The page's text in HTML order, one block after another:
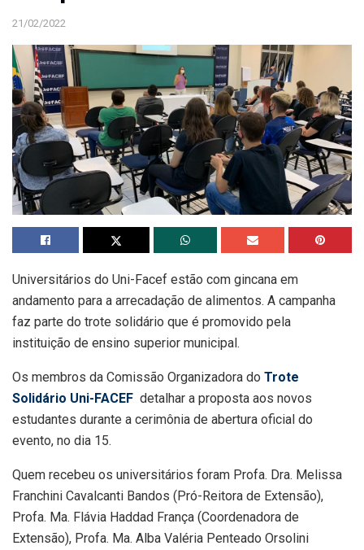
21/02/2022
Universitários do Uni-Facef estão com gincana em
andamento para a arrecadação de alimentos. A campanha
faz parte do trote solidário que é promovido pela
instituição de ensino superior municipal.
Os membros da Comissão Organizadora do Trote
Solidário Uni-FACEF detalhar a proposta aos novos
estudantes durante a cerimônia de abertura oficial do
evento, no dia 15.
Quem recebeu os universitários foram Profa. Dra. Melissa
Franchini Cavalcanti Bandos (Pró-Reitora de Extensão),
Profa. Ma. Flávia Haddad França (Coordenadora de
Extensão), Profa. Ma. Alba Valéria Penteado Orsolini